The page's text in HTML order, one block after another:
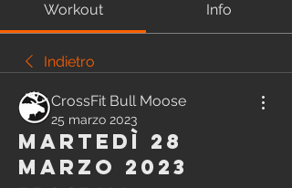
Workout Info
Indietro
CrossFit Bull Moose
25 marzo 2023
Martedì 28
Marzo 2023